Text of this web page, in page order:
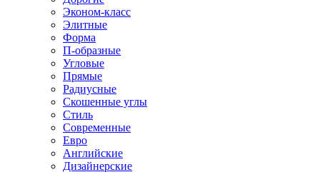
Эконом-класс
Элитные
Форма
П-образные
Угловые
Прямые
Радиусные
Скошенные углы
Стиль
Современные
Евро
Английские
Дизайнерские